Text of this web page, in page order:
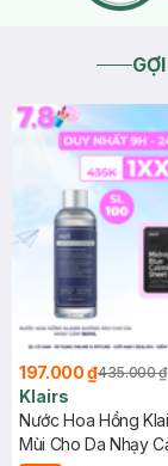
197.000 ₫435.000 ₫
Klairs
Nước Hoa Hồng
Mùi Cho Da Nhạy